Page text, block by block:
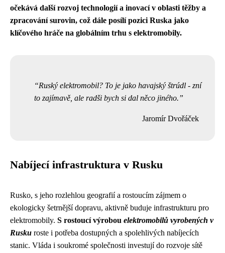
očekává další rozvoj technologií a inovací v oblasti těžby a
zpracování surovin, což dále posílí pozici Ruska jako
klíčového hráče na globálním trhu s elektromobily.
Ruský elektromobil? To je jako havajský štrúdl - zní
to zajímavě, ale radši bych si dal něco jiného.
Jaromír Dvořáček
Nabíjecí infrastruktura v Rusku
Rusko, s jeho rozlehlou geografií a rostoucím zájmem o
ekologicky šetrnější dopravu, aktivně buduje infrastrukturu pro
elektromobily. S rostoucí výrobou elektromobilů vyrobených v
Rusku roste i potřeba dostupných a spolehlivých nabíjecích
stanic. Vláda i soukromé společnosti investují do rozvoje sítě